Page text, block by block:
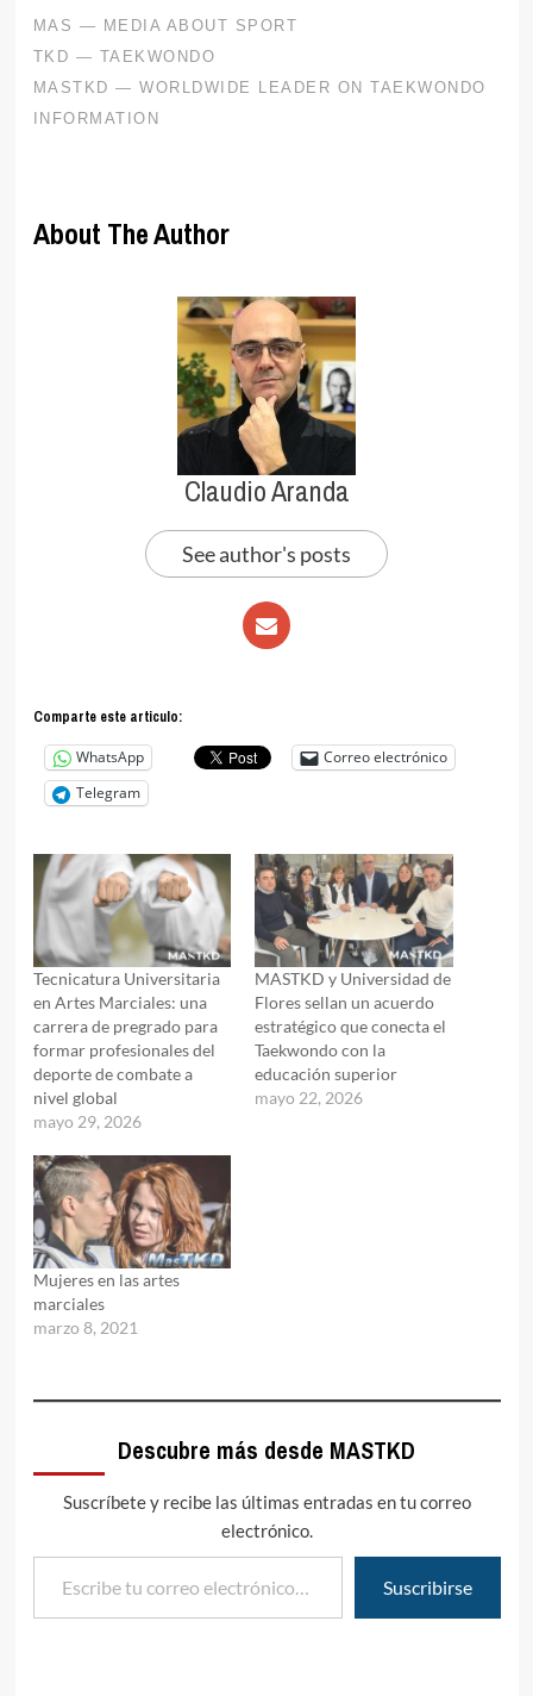
About The Author
Claudio Aranda
See author's posts
Comparte este articulo:
WhatsApp
Correo electrónico
Telegram
Tecnicatura Universitaria
en Artes Marciales: una
carrera de pregrado para
formar profesionales del
deporte de combate a
nivel global
mayo 29, 2026
MASTKD y Universidad de
Flores sellan un acuerdo
estratégico que conecta el
Taekwondo con la
educación superior
mayo 22, 2026
Mujeres en las artes
marciales
marzo 8, 2021
Descubre más desde MASTKD
Suscríbete y recibe las últimas entradas en tu correo
electrónico.
Escribe tu correo electrónico…
Suscribirse